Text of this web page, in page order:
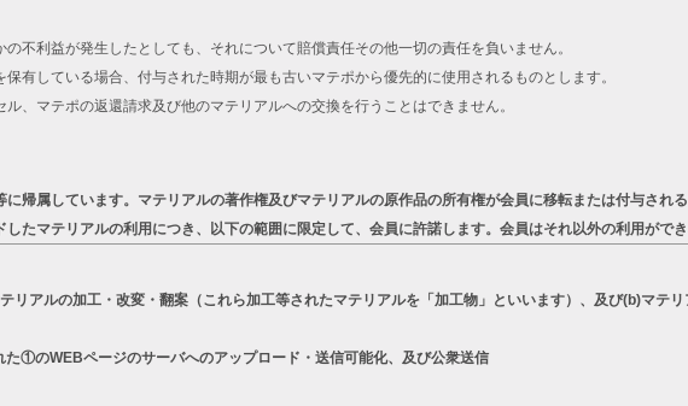
不利益が発生したとしても、それについて賠償責任その他一切の責任を負いません。
有している場合、付与された時期が最も古いマテポから優先的に使用されるものとします。
、マテポの返還請求及び他のマテリアルへの交換を行うことはできません。
帰属しています。マテリアルの著作権及びマテリアルの原作品の所有権が会員に移転または付与される
たマテリアルの利用につき、以下の範囲に限定して、会員に許諾します。会員はそれ以外の利用ができ
アルの加工・改変・翻案（これら加工等されたマテリアルを「加工物」といいます）、及び(b)マテリ
①のWEBページのサーバへのアップロード・送信可能化、及び公衆送信